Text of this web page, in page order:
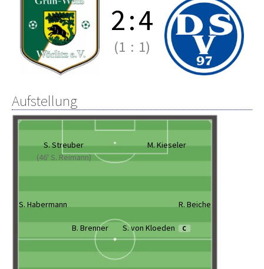
2:4
(1 : 1)
Aufstellung
S. Streuber
(46' S. Reimann)
M. Kieseler
S. Habermann R. Beiche
B. Brenner S. von Kloeden C